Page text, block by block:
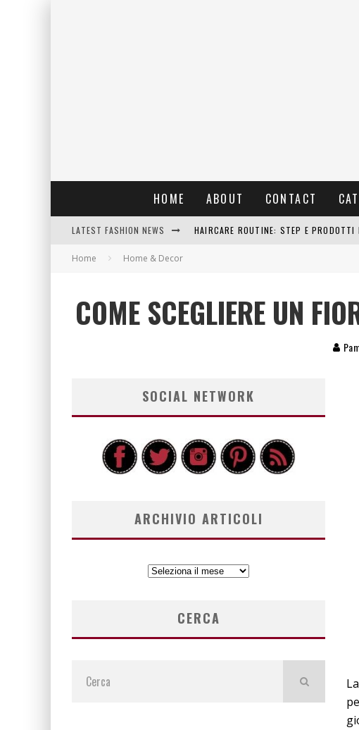
HOME ABOUT CONTACT
LATEST FASHION NEWS HAIRCARE ROUTINE: STEP E PRODOTTI
DETTAGLI INTRAMONTABILI NEI
Home Home & Decor
COME SCEGLIERE UN
SOCIAL NETWORK
ARCHIVIO ARTICOLI
ARCHIVIO
CERCA